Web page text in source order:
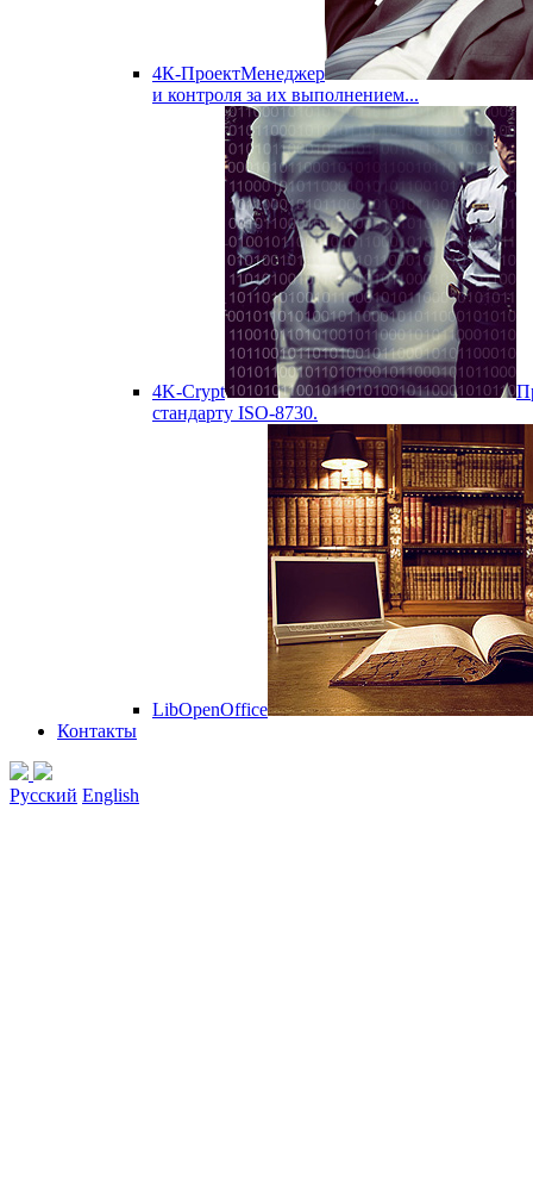
4К-ПроектМенеджер
и контроля за их выполнением...
4K-Crypt
стандарту ISO-8730.
LibOpenOffice
Контакты
Русский English